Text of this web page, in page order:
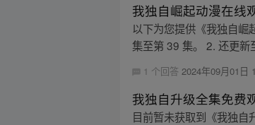
我独自崛起动漫在线
以下为您提供《我独自
集至第 39 集。 2. 还更新
1 个回答 2024年09月01日
我独自升级全集免费
目前暂未获取到《我独自